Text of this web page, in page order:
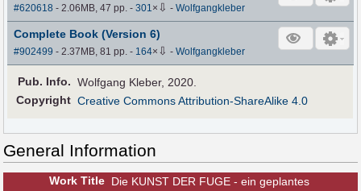
#620618 - 2.06MB, 47 pp.-301× ⇩ -Wolfgangkleber
Complete Book (Version 6)
#902499 - 2.37MB, 81 pp.- 164× ⇩ -Wolfgangkleber
Pub. Info. Wolfgang Kleber, 2020.
Copyright Creative Commons Attribution-ShareAlike 4.0
General Information
Work Title Die KUNST DER FUGE - ein geplantes